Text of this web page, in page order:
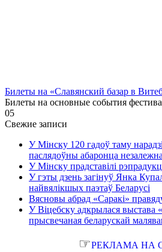
Билеты на «Славянский базар в
Билеты на основные события
05
Свежие записи
У Мінску 120 гадоў таму
паслядоўны абаронца
У Мінску прадставілі
У гэты дзень загінуў Янка
найвялікшых паэтаў Беларусі
Вясновы абрад «Саракі»
У Віцебску адкрылася выстава
прысвечаная беларускай
☞РЕКЛАМА НА